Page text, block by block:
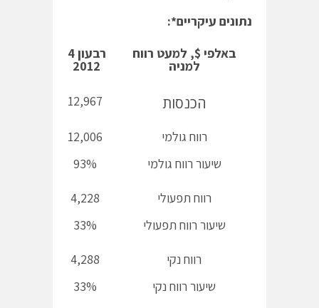
נתונים עיקריים*:
באלפי $, למעט רווח
למניה 2012
הכנסות 12,967
רווח גולמי
שיעור רווח גולמי
12,006
93%
רווח תפעולי
שיעור רווח תפעולי
4,228
33%
רווח נקי
שיעור רווח נקי
4,288
33%